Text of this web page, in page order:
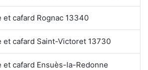
et cafard Rognac 13340
et cafard Saint-Victoret 13730
et cafard Ensuès-la-Redonne